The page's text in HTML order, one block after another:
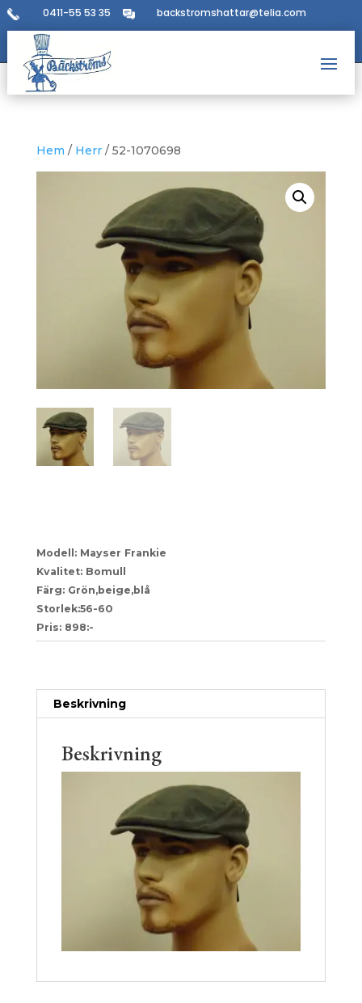
0411-55 53 35 backstromshattar@telia.com
Hem / Herr/ 52-1070698
Modell: Mayser Frankie
Kvalitet: Bomull
Färg: Grön,beige,blå
Storlek:56-60
Pris: 898:-
Beskrivning
Beskrivning